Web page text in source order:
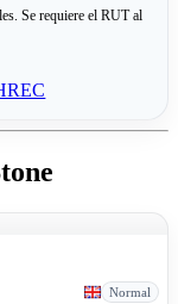
Se requiere el RUT al
Normal